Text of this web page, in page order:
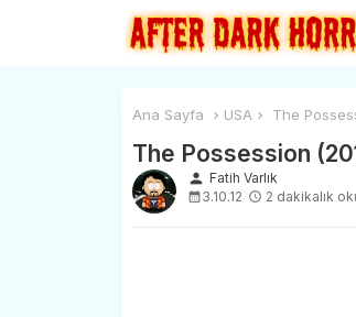
Ana Sayfa USA The
The Possession
person Fatih Varlık
3.10.12
2 dakikalık